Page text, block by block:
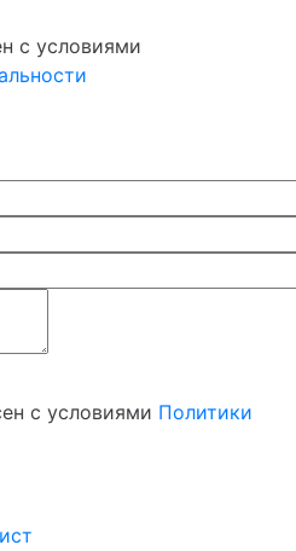
с условиями
с условиями Политики